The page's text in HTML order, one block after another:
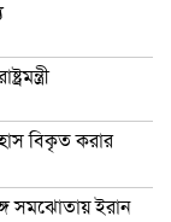
বিকৃত করার
সমঝোতায় ইরান